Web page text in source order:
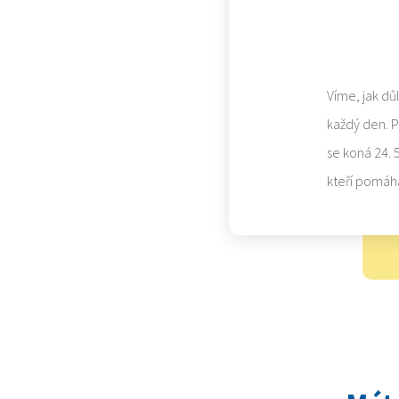
Víme, jak
každý den.
se koná 24.
kteří